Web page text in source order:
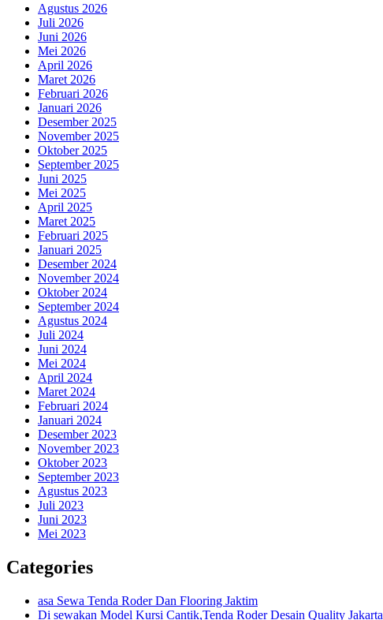
Agustus 2026
Juli 2026
Juni 2026
Mei 2026
April 2026
Maret 2026
Februari 2026
Januari 2026
Desember 2025
November 2025
Oktober 2025
September 2025
Juni 2025
Mei 2025
April 2025
Maret 2025
Februari 2025
Januari 2025
Desember 2024
November 2024
Oktober 2024
September 2024
Agustus 2024
Juli 2024
Juni 2024
Mei 2024
April 2024
Maret 2024
Februari 2024
Januari 2024
Desember 2023
November 2023
Oktober 2023
September 2023
Agustus 2023
Juli 2023
Juni 2023
Mei 2023
Categories
asa Sewa Tenda Roder Dan Flooring Jaktim
Di sewakan Model Kursi Cantik,Tenda Roder Desain Quality Jakarta